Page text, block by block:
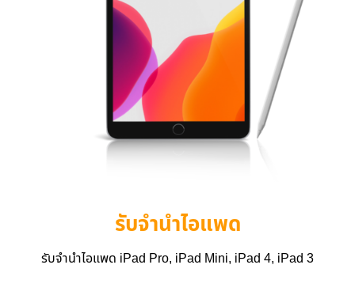
รับจำนำไอแพด
รับจำนำไอแพด iPad Pro, iPad Mini, iPad 4, iPad 3